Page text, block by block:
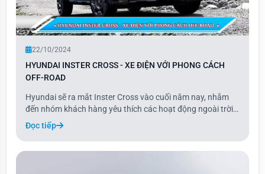
22/10/2024
HYUNDAI INSTER CROSS - XE ĐIỆN VỚI PHONG CÁCH
OFF-ROAD
Hyundai sẽ ra mắt Inster Cross vào cuối năm nay, nhắm
đến nhóm khách hàng yêu thích các hoạt động ngoài trời.
Được định vị giữa các mẫu xe cỡ A và B, Inster Cross sở
hữu không gian nội thất rộng rãi với sức chứa hành lý lên
đến 280 lít.
Đọc tiếp